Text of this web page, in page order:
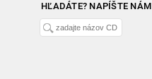
HĽADÁTE? NAPÍŠTE NÁM